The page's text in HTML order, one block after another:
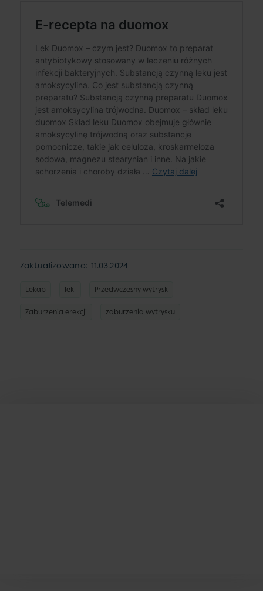
Zaktualizowano: 11.03.2024
Lekap leki Przedwczesny wytrysk
Zaburzenia erekcji zaburzenia wytrysku